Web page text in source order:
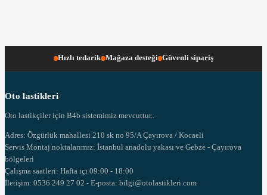
Hızlı tedarik Mağaza desteği Güvenli sipariş
Oto lastikleri
Oto lastikçiler için B4b sistemimiz mevcuttur..
Adres: Özgürlük mahallesi 210 sk no 95/A Çayırova / Kocaeli
Servis Montaj noktalarımız: İstanbul anadolu yakası ve Gebze - Çayırova
bölgeleri
Çalışma saatleri: Hafta içi 09:00 - 18:00
İletişim: 0536 249 27 02 - E-posta: bilgi@otolastikleri.com